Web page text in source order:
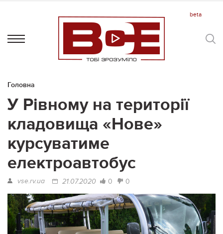
Головна
У Рівному на території
кладовища «Нове»
курсуватиме
електроавтобус
vse.rv.ua 21.07.2020 0 0